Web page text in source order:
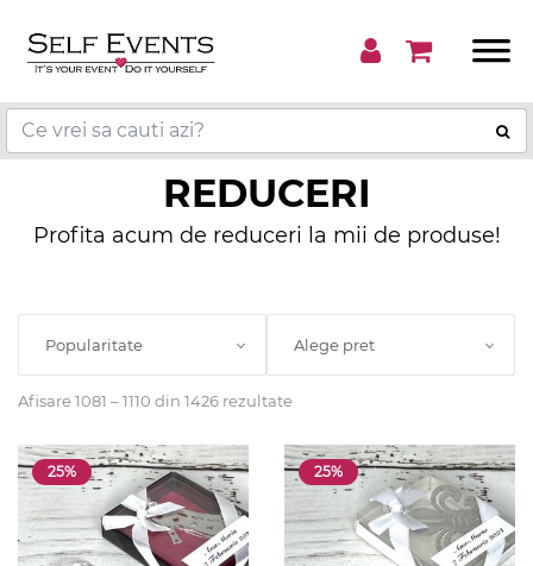
REDUCERI
Profita acum de reduceri la mii de produse!
Popularitate Alege pret
Afisare 1081 – 1110 din 1426 rezultate
25% 25%